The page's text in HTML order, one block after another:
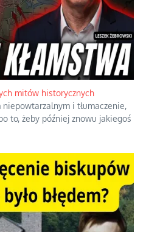
braku rozsądku
jest skłonność do
moralnych, w tym
a...